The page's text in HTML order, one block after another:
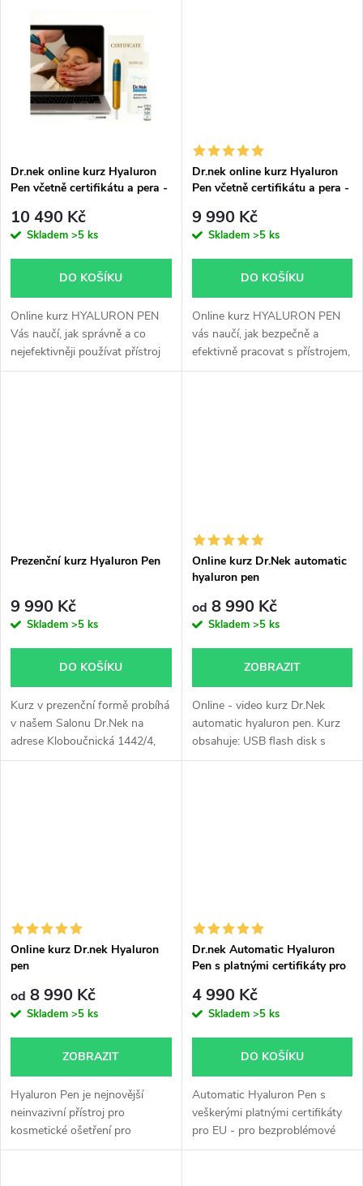
Dr.nek online kurz Hyaluron
Pen včetně certifikátu a pera -
10 490 Kč
Skladem >5 ks
DO KOŠÍKU
Online kurz HYALURON PEN
Vás naučí, jak správně a co
nejefektivněji používat přístroj
hyaluron pen. V ceně kurzu je i
Dr.nek online kurz Hyaluron
Pen včetně certifikátu a pera -
9 990 Kč
Skladem >5 ks
DO KOŠÍKU
Online kurz HYALURON PEN
vás naučí, jak bezpečně a
efektivně pracovat s přístrojem,
který patří mezi nejžádanější
Prezenční kurz Hyaluron Pen
9 990 Kč
Skladem >5 ks
DO KOŠÍKU
Kurz v prezenční formě probíhá
v našem Salonu Dr.Nek na
adrese Kloboučnická 1442/4,
Praha 4 nebo v Bratislavě.
Online kurz Dr.Nek automatic
hyaluron pen
od 8 990 Kč
Skladem >5 ks
ZOBRAZIT
Online - video kurz Dr.Nek
automatic hyaluron pen. Kurz
obsahuje: USB flash disk s
video kurzem, tištěná skripta,
Online kurz Dr.nek Hyaluron
pen
od 8 990 Kč
Skladem >5 ks
ZOBRAZIT
Hyaluron Pen je nejnovější
neinvazivní přístroj pro
kosmetické ošetření pro
zvětšení rtů nebo vyhlazení
Dr.nek Automatic Hyaluron
Pen s platnými certifikáty pro
4 990 Kč
Skladem >5 ks
DO KOŠÍKU
Automatic Hyaluron Pen s
veškerými platnými certifikáty
pro EU - pro bezproblémové
schválení hygienou. Pro použití